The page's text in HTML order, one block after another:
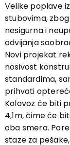
Velike poplave
stubovima,
nesigurna i
odvijanja
Novi projekat
nosivost
standardima,
prihvati
Kolovoz će biti
4,1m, čime će
oba smera.
staze za